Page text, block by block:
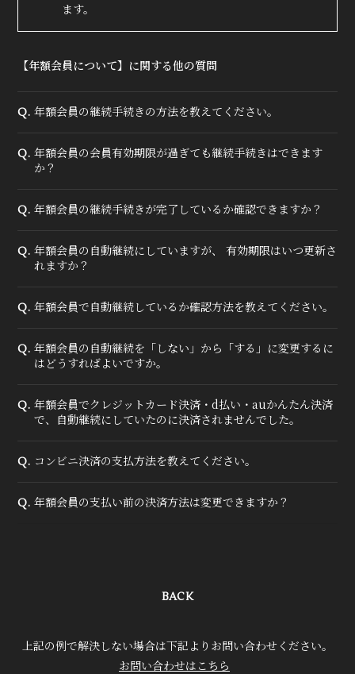
PHOTO
Q&A
ます。
【年額会員について】に関する他の質問
Q. 年額会員の継続手続きの方法を教えてください。
Q. 年額会員の会員有効期限が過ぎても継続手続きはできます
か？
Q. 年額会員の継続手続きが完了しているか確認できますか？
Q. 年額会員の自動継続にしていますが、 有効期限はいつ更新さ
れますか？
Q. 年額会員で自動継続しているか確認方法を教えてください。
Q. 年額会員の自動継続を「しない」から「する」に変更するに
はどうすればよいですか。
Q. 年額会員でクレジットカード決済・d払い・auかんたん決済
で、自動継続にしていたのに決済されませんでした。
Q. コンビニ決済の支払方法を教えてください。
Q. 年額会員の支払い前の決済方法は変更できますか？
BACK
上記の例で解決しない場合は下記よりお問い合わせください。
お問い合わせはこちら